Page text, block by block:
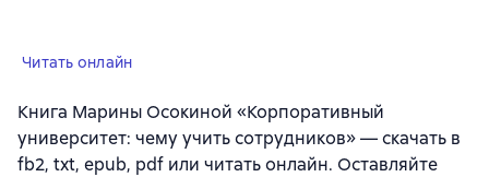
Читать онлайн
Книга Марины Осокиной «Корпоративный
университет: чему учить сотрудников» — скачать в
fb2, txt, epub, pdf или читать онлайн. Оставляйте